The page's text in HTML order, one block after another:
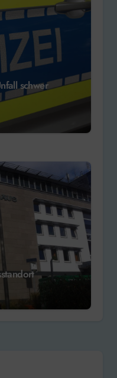
schwer